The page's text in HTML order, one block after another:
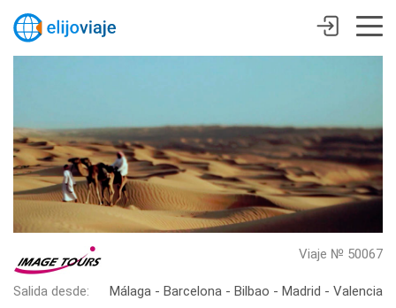
Viaje № 50067
Salida desde:
Málaga - Barcelona - Bilbao - Madrid - Valencia